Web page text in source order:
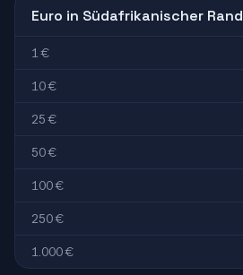
Euro in Südafrikanischer Rand
1 €
10 €
25 €
50 €
100 €
250 €
1.000 €